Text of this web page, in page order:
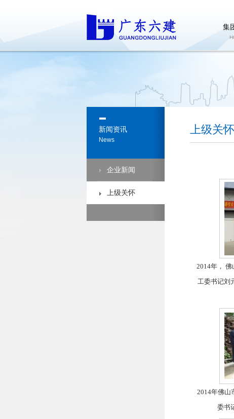
集
新闻资讯
News
企业新闻
上级关怀
上级关怀
2014年，
工委书记刘
2014年佛山
委书